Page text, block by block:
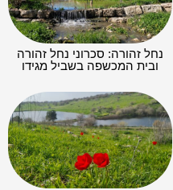
נחל זהורה: סכרוני נחל זהורה
ובית המכשפה בשביל מגידו